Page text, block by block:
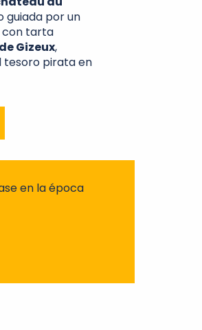
guiada por un
con tarta
Gizeux,
tesoro pirata en
en la época